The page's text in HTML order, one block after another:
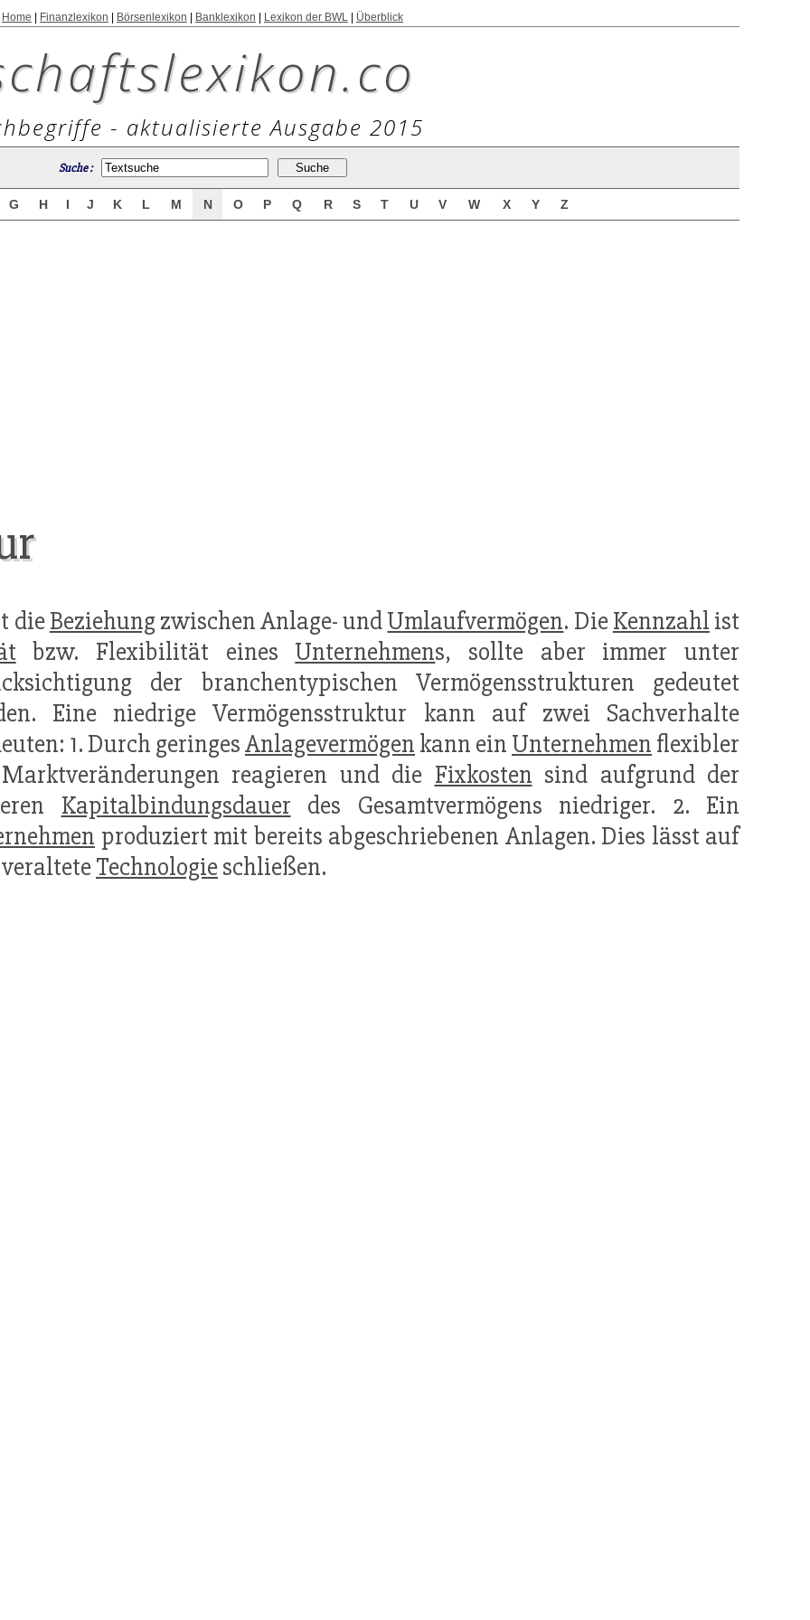
Home Finanzlexikon Börsenlexikon Banklexikon Lexikon der BWL Überblick
- aktualisierte Ausgabe 2015
Suche :
G H I J K L M N O P Q R S T U V W X Y Z
dieBeziehungzwischen Anlage- undUmlaufvermögen. DieKennzahl ist
bzw. Flexibilität eines Unternehmens, sollte aber immer unter
der branchentypischen Vermögensstrukturen gedeutet
Eine niedrige Vermögensstruktur kann auf zwei Sachverhalte
1. Durch geringesAnlagevermögen kann ein Unternehmen flexibler
reagieren und die Fixkosten sind aufgrund der
Kapitalbindungsdauer des Gesamtvermögens niedriger. 2. Ein
produziert mit bereits abgeschriebenen Anlagen. Dies lässt auf
Technologieschließen.